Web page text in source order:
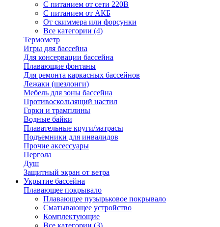
С питанием от сети 220В
С питанием от АКБ
От скиммера или форсунки
Все категории (4)
Термометр
Игры для бассейна
Для консервации бассейна
Плавающие фонтаны
Для ремонта каркасных бассейнов
Лежаки (шезлонги)
Мебель для зоны бассейна
Противоскользящий настил
Горки и трамплины
Водные байки
Плавательные круги/матрасы
Подъемники для инвалидов
Прочие аксессуары
Пергола
Душ
Защитный экран от ветра
Укрытие бассейна
Плавающее покрывало
Плавающее пузырьковое покрывало
Сматывающее устройство
Комплектующие
Все категории (3)